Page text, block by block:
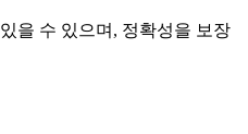
을 수 있으며, 정확성을 보장